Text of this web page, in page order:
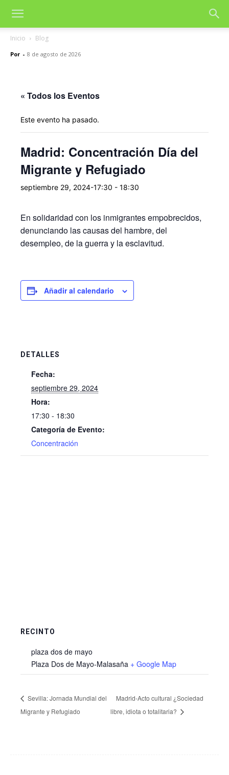
Inicio Blog
Por - 8 de agosto de 2026
« Todos los Eventos
Este evento ha pasado.
Madrid: Concentración Día del
Migrante y Refugiado
septiembre 29, 2024-17:30 - 18:30
En solidaridad con los inmigrantes empobrecidos,
denunciando las causas del hambre, del
desempleo, de la guerra y la esclavitud.
Añadir al calendario
DETALLES
Fecha:
septiembre 29, 2024
Hora:
17:30 - 18:30
Categoría de Evento:
Concentración
RECINTO
plaza dos de mayo
Plaza Dos de Mayo-Malasaña + Google Map
Sevilla: Jornada Mundial del
Migrante y Refugiado
Madrid-Acto cultural ¿Sociedad
libre, idiota o totalitaria?